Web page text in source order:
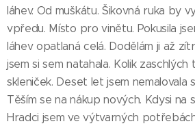
láhev. Od muškátu. Šikovná ruka by
vpředu. Místo pro vinětu. Pokusila
láhev opatlaná celá. Dodělám ji až
jsem si sem natahala. Kolik
skleniček. Deset let jsem nemalovala
Těším se na nákup nových. Kdysi na
Hradci jsem ve výtvarných